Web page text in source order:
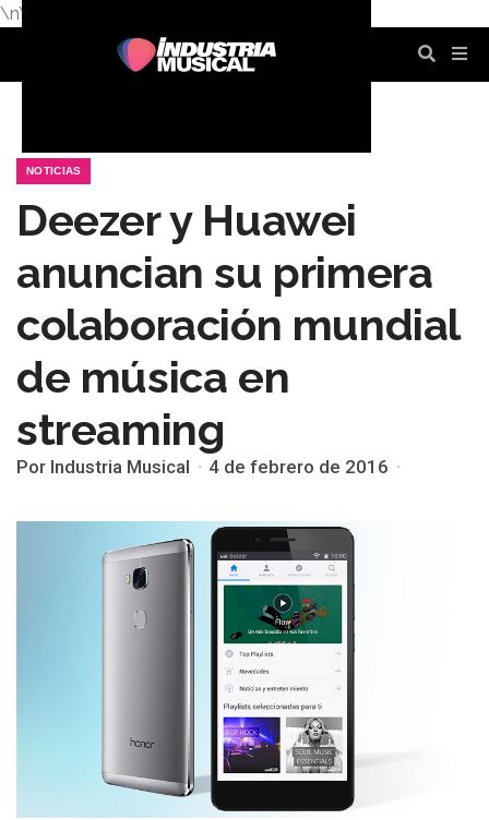
\n\n
NOTICIAS
Deezer y Huawei
anuncian su primera
colaboración mundial
de música en
streaming
Por Industria Musical 4 de febrero de 2016